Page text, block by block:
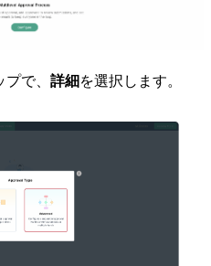
で、 詳細 を選択します。